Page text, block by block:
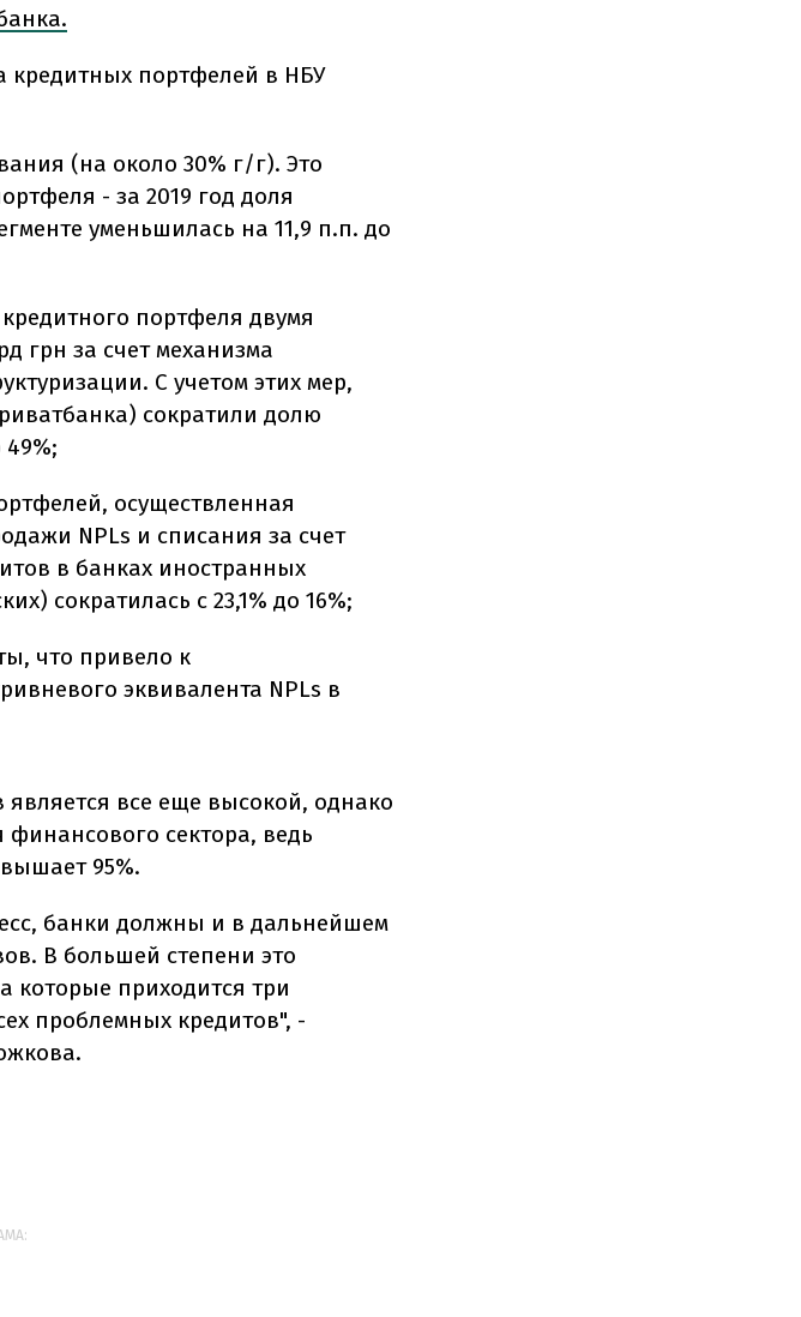
кредитных портфелей в НБУ
(на около 30% г/г). Это
- за 2019 год доля
уменьшилась на 11,9 п.п. до
портфеля двумя
грн за счет механизма
С учетом этих мер,
сократили долю
осуществленная
NPLs и списания за счет
в банках иностранных
сократилась с 23,1% до 16%;
что привело к
эквивалента NPLs в
все еще высокой, однако
финансового сектора, ведь
95%.
банки должны и в дальнейшем
В большей степени это
которые приходится три
проблемных кредитов", -